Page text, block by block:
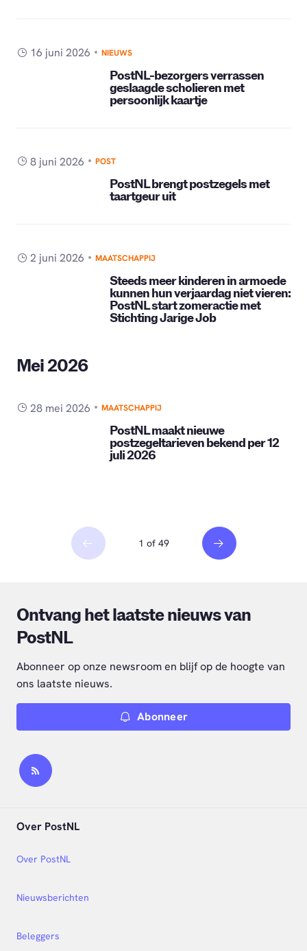
16 juni 2026 NIEUWS
PostNL-bezorgers verrassen
geslaagde scholieren met
persoonlijk kaartje
8 juni 2026 POST
PostNL brengt postzegels met
taartgeur uit
2 juni 2026 MAATSCHAPPIJ
Steeds meer kinderen in armoede
kunnen hun verjaardag niet vieren:
PostNL start zomeractie met
Stichting Jarige Job
Mei 2026
28 mei 2026 MAATSCHAPPIJ
PostNL maakt nieuwe
postzegeltarieven bekend per 12
juli 2026
1 of 49
Ontvang het laatste nieuws van
PostNL
Abonneer op onze newsroom en blijf op de hoogte van
ons laatste nieuws.
Abonneer
Over PostNL
Nieuwsberichten
Over PostNL
Beleggers